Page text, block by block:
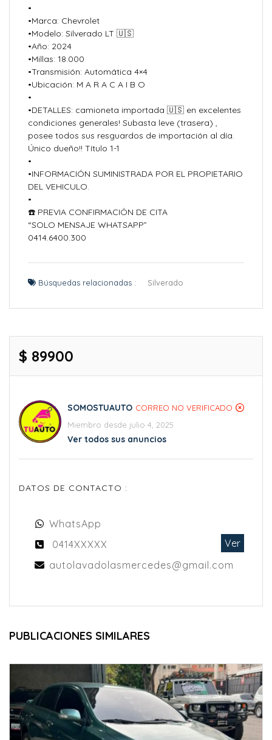
•
•Marca: Chevrolet
•Modelo: Silverado LT 🇺🇸
•Año: 2024
•Millas: 18.000
•Transmisión: Automática 4×4
•Ubicación: M A R A C A I B O
•
•DETALLES: camioneta importada 🇺🇸 en excelentes
condiciones generales! Subasta leve (trasera) ,
posee todos sus resguardos de importación al día.
Único dueño!! Título 1-1
•
•INFORMACIÓN SUMINISTRADA POR EL PROPIETARIO
DEL VEHICULO.
•
☎️ PREVIA CONFIRMACIÓN DE CITA
“SOLO MENSAJE WHATSAPP”
0414.6400.300
Búsquedas relacionadas : Silverado
$ 89900
SOMOSTUAUTO CORREO NO VERIFICADO
Miembro desde julio 4, 2025
Ver todos sus anuncios
DATOS DE CONTACTO :
WhatsApp
0414XXXXX
Ver
autolavadolasmercedes@gmail.com
PUBLICACIONES SIMILARES